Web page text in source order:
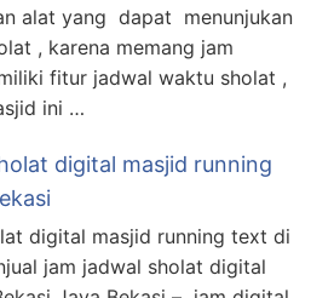
alat yang dapat menunjukan
, karena memang jam
fitur jadwal waktu sholat ,
ini …
digital masjid running
digital masjid running text di
jam jadwal sholat digital